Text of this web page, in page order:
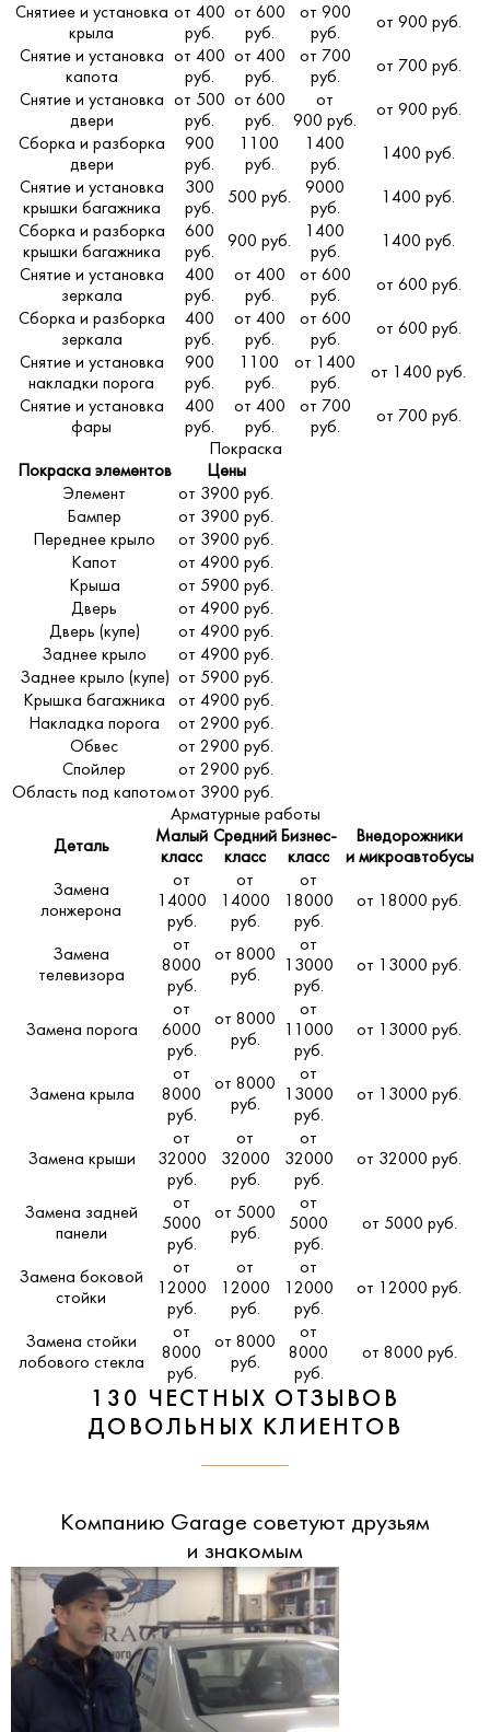
Снятиее и установка
крыла
от 400
руб.
от 600
руб.
от 900
руб.
от 900 руб.
Снятие и установка
капота
от 400
руб.
от 400
руб.
от 700
руб.
от 700 руб.
Снятие и установка
двери
от 500
руб.
от 600
руб.
от
900 руб.
от 900 руб.
Сборка и разборка
двери
900
руб.
1100
руб.
1400
руб.
1400 руб.
Снятие и установка
крышки багажника
300
руб.
500 руб.
9000
руб.
1400 руб.
Сборка и разборка
крышки багажника
600
руб.
900 руб.
1400
руб.
1400 руб.
Снятие и установка
зеркала
400
руб.
от 400
руб.
от 600
руб.
от 600 руб.
Сборка и разборка
зеркала
400
руб.
от 400
руб.
от 600
руб.
от 600 руб.
Снятие и установка
накладки порога
900
руб.
1100
руб.
от 1400
руб.
от 1400 руб.
Снятие и установка
фары
400
руб.
от 400
руб.
от 700
руб.
от 700 руб.
Покраска
Покраска элементов
Цены
Элемент
от 3900 руб.
Бампер
от 3900 руб.
Переднее крыло
от 3900 руб.
Капот
от 4900 руб.
Крыша
от 5900 руб.
Дверь
от 4900 руб.
Дверь (купе)
от 4900 руб.
Заднее крыло
от 4900 руб.
Заднее крыло (купе) от 5900 руб.
Крышка багажника
от 4900 руб.
Накладка порога
от 2900 руб.
Обвес
от 2900 руб.
Спойлер
от 2900 руб.
Область под капотомот 3900 руб.
Арматурные работы
Деталь
Малый
класс
Средний
класс
Бизнес-
класс
Внедорожники
и микроавтобусы
Замена
лонжерона
от
14000
руб.
от
14000
руб.
от
18000
руб.
от 18000 руб.
Замена
телевизора
от
8000
руб.
от 8000
руб.
от
13000
руб.
от 13000 руб.
Замена порога
от
6000
руб.
от 8000
руб.
от
11000
руб.
от 13000 руб.
Замена крыла
от
8000
руб.
от 8000
руб.
от
13000
руб.
от 13000 руб.
Замена крыши
от
32000
руб.
от
32000
руб.
от
32000
руб.
от 32000 руб.
Замена задней
панели
от
5000
руб.
от 5000
руб.
от
5000
руб.
от 5000 руб.
Замена боковой
стойки
от
12000
руб.
от
12000
руб.
от
12000
руб.
от 12000 руб.
Замена стойки
лобового стекла
от
8000
руб.
от 8000
руб.
от
8000
руб.
от 8000 руб.
130 ЧЕСТНЫХ ОТЗЫВОВ
ДОВОЛЬНЫХ КЛИЕНТОВ
Компанию Garage советуют друзьям
и знакомым